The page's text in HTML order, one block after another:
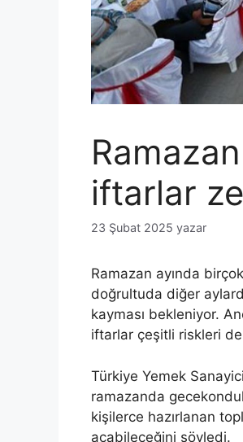
iftarlar
23 Şubat 2025 yazar
Ramazan ayında
doğrultuda diğer
kayması bekleniyor.
iftarlar çeşitli riskleri
Türkiye Yemek
ramazanda
kişilerce hazırlanan
açabileceğini söyledi.